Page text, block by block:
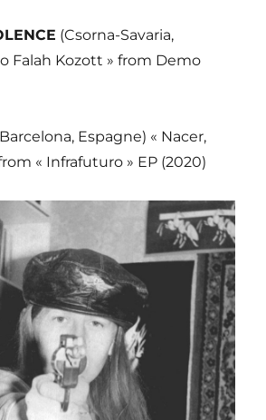
(Csorna-Savaria,
Falah Kozott » from Demo
Espagne) « Nacer,
« Infrafuturo » EP (2020)